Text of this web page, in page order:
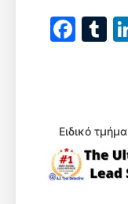
Ειδικό τμήμα